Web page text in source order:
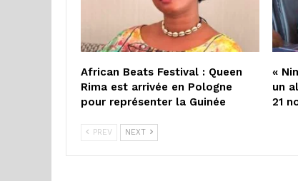
African Beats Festival : Queen
Rima est arrivée en Pologne
pour représenter la Guinée
«
un
21
PREV NEXT